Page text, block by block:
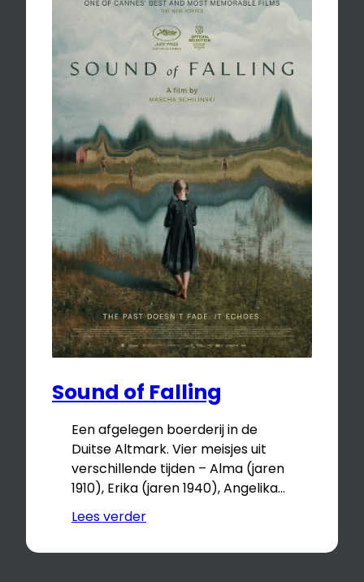
Sound of Falling
Een afgelegen boerderij in de
Duitse Altmark. Vier meisjes uit
verschillende tijden – Alma (jaren
1910), Erika (jaren 1940), Angelika…
Lees verder